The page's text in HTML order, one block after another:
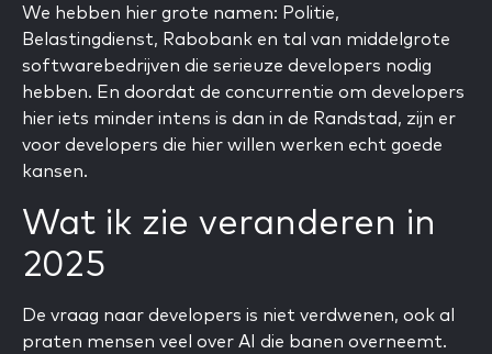
We hebben hier grote namen: Politie,
Belastingdienst, Rabobank en tal van middelgrote
softwarebedrijven die serieuze developers nodig
hebben. En doordat de concurrentie om developers
hier iets minder intens is dan in de Randstad, zijn er
voor developers die hier willen werken echt goede
kansen.
Wat ik zie veranderen in
2025
De vraag naar developers is niet verdwenen, ook al
praten mensen veel over AI die banen overneemt.